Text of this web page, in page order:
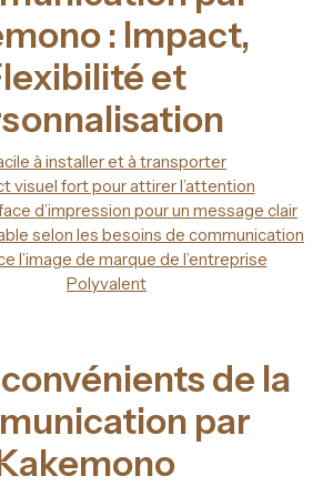
: Impact,
et
à installer et à transporter
visuel fort pour attirer l’attention
d’impression pour un message clair
selon les besoins de communication
l’image de marque de l’entreprise
Polyvalent
de la
par